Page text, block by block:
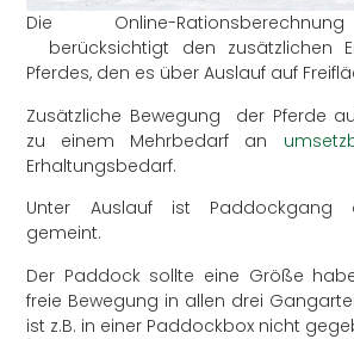
Die Online-
berücksichtigt den zusätzlichen
Pferdes, den es über Auslauf auf
Zusätzliche Bewegung der Pferde
zu einem Mehrbedarf an
Erhaltungsbedarf.
Unter Auslauf ist Paddockgang
gemeint.
Der Paddock sollte eine Größe
freie Bewegung in allen drei
ist z.B. in einer Paddockbox nicht